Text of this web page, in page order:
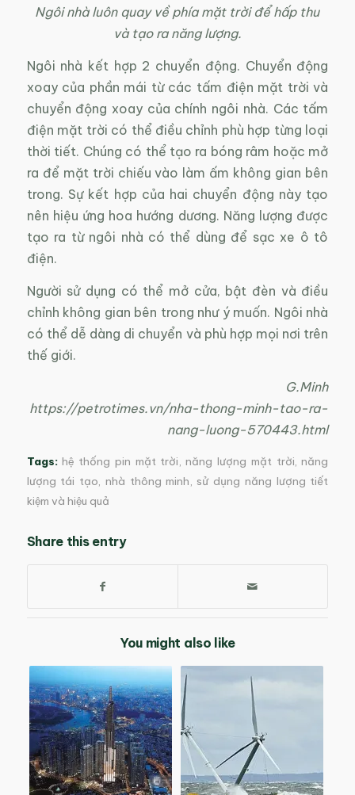
Ngôi nhà luôn quay về phía mặt trời để hấp thu
và tạo ra năng lượng.
Ngôi nhà kết hợp 2 chuyển động. Chuyển động
xoay của phần mái từ các tấm điện mặt trời và
chuyển động xoay của chính ngôi nhà. Các tấm
điện mặt trời có thể điều chỉnh phù hợp từng loại
thời tiết. Chúng có thể tạo ra bóng râm hoặc mở
ra để mặt trời chiếu vào làm ấm không gian bên
trong. Sự kết hợp của hai chuyển động này tạo
nên hiệu ứng hoa hướng dương. Năng lượng được
tạo ra từ ngôi nhà có thể dùng để sạc xe ô tô
điện.
Người sử dụng có thể mở cửa, bật đèn và điều
chỉnh không gian bên trong như ý muốn. Ngôi nhà
có thể dễ dàng di chuyển và phù hợp mọi nơi trên
thế giới.
G.Minh
https://petrotimes.vn/nha-thong-minh-tao-ra-
nang-luong-570443.html
Tags: hệ thống pin mặt trời,năng lượng mặt trời,năng
lượng tái tạo, nhà thông minh, sử dụng năng lượng tiết
kiệm và hiệu quả
Share this entry
You might also like